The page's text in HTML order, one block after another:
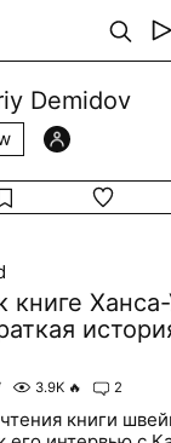
Demidov
книге
3.9K 🔥 2
книги